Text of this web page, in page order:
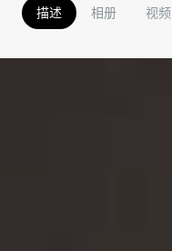
描述 相册 视频